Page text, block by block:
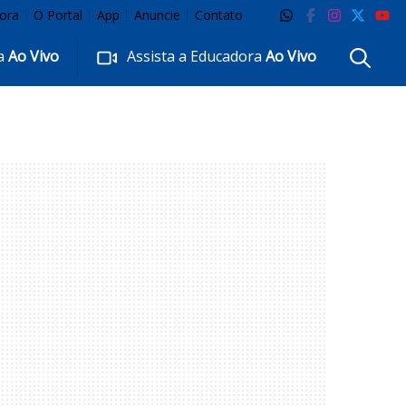
O Portal App Anuncie Contato
Ao Vivo Assista a EducadoraAo Vivo